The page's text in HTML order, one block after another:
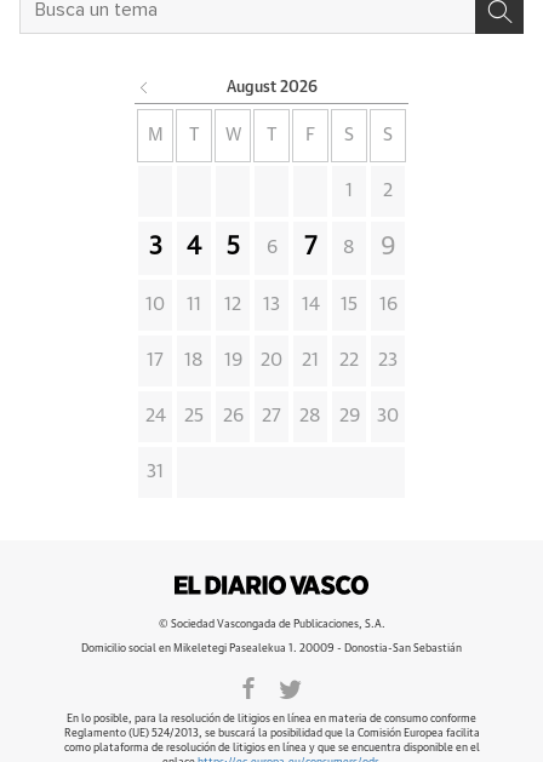
August 2026
M W F S S
1 2
3 4 5 6 7 8 9
10 11 12 13 14 15 16
17 18 19 20 21 22 23
24 25 26 27 28 29 30
31
© Sociedad Vascongada de Publicaciones, S.A.
Domicilio social en Mikeletegi Pasealekua 1. 20009 - Donostia-San Sebastián
En lo posible, para la resolución de litigios en línea en materia de consumo conforme
Reglamento (UE) 524/2013, se buscará la posibilidad que la Comisión Europea facilita
como plataforma de resolución de litigios en línea y que se encuentra disponible en el